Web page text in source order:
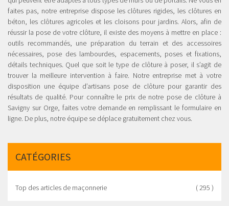
faites pas, notre entreprise dispose les clôtures rigides, les clôtures en
béton, les clôtures agricoles et les cloisons pour jardins. Alors, afin de
réussir la pose de votre clôture, il existe des moyens à mettre en place :
outils recommandés, une préparation du terrain et des accessoires
nécessaires, pose des lambourdes, espacements, poses et fixations,
détails techniques. Quel que soit le type de clôture à poser, il s’agit de
trouver la meilleure intervention à faire. Notre entreprise met à votre
disposition une équipe d’artisans pose de clôture pour garantir des
résultats de qualité. Pour connaître le prix de notre pose de clôture à
Savigny sur Orge, faites votre demande en remplissant le formulaire en
ligne. De plus, notre équipe se déplace gratuitement chez vous.
CATÉGORIES
Top des articles de maçonnerie ( 295 )